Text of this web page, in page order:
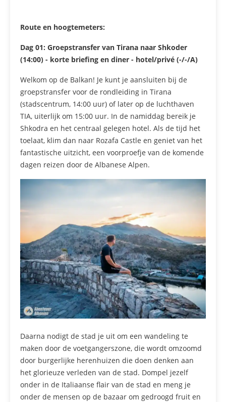
Route en hoogtemeters:
Dag 01: Groepstransfer van Tirana naar Shkoder
(14:00) - korte briefing en diner - hotel/privé (-/-/A)
Welkom op de Balkan! Je kunt je aansluiten bij de
groepstransfer voor de rondleiding in Tirana
(stadscentrum, 14:00 uur) of later op de luchthaven
TIA, uiterlijk om 15:00 uur. In de namiddag bereik je
Shkodra en het centraal gelegen hotel. Als de tijd het
toelaat, klim dan naar Rozafa Castle en geniet van het
fantastische uitzicht, een voorproefje van de komende
dagen reizen door de Albanese Alpen.
Daarna nodigt de stad je uit om een wandeling te
maken door de voetgangerszone, die wordt omzoomd
door burgerlijke herenhuizen die doen denken aan
het glorieuze verleden van de stad. Dompel jezelf
onder in de Italiaanse flair van de stad en meng je
onder de mensen op de bazaar om gedroogd fruit en